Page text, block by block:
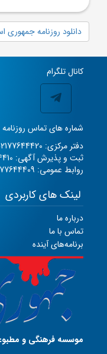
دانلود روزنامه جمهوری اسلامی دوشنبه
کانال تلگرام
شماره های تماس
دفتر مرکزی: 02177644420
ثبت و پذیرش آگهی: 02177644410
روابط عمومی: 02177644409
لینک های کاربردی
درباره ما
تماس با ما
برنامه‌های آینده
موسسه فرهنگی و